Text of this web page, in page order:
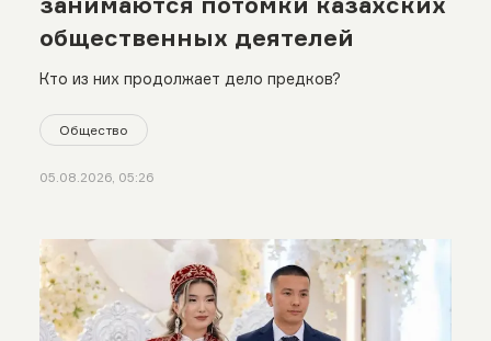
общественных деятелей
Кто из них продолжает дело предков?
Общество
05.08.2026, 05:26